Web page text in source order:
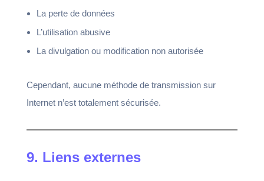
La perte de données
L’utilisation abusive
La divulgation ou modification non autorisée
Cependant, aucune méthode de transmission sur
Internet n’est totalement sécurisée.
9. Liens externes